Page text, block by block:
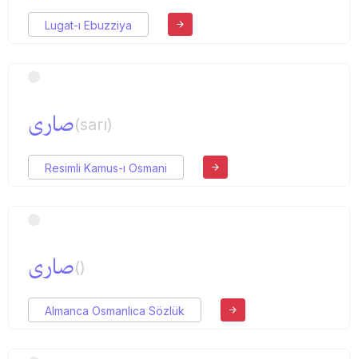
Lugat-ı Ebuzziya
صاری(sarı)
Resimli Kamus-ı Osmani
صاری()
Almanca Osmanlıca Sözlük